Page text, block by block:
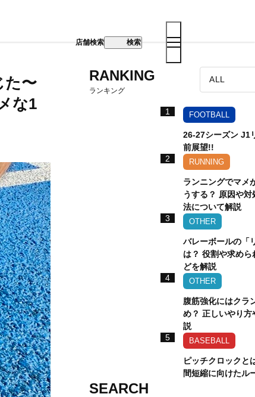
店舗検索 検索
た〜
な1
RANKING
ランキング
1 FOOTBALL
26-27シーズン J1
前展望!!
2
RUNNING
ランニングでマメ
うする？ 原因や対
法について解説
3
OTHER
バレーボールの「
は？ 役割や求めら
どを解説
4
OTHER
腹筋強化にはクラ
め？ 正しいやり方
説
5
BASEBALL
ピッチクロックと
間短縮に向けたル
SEARCH